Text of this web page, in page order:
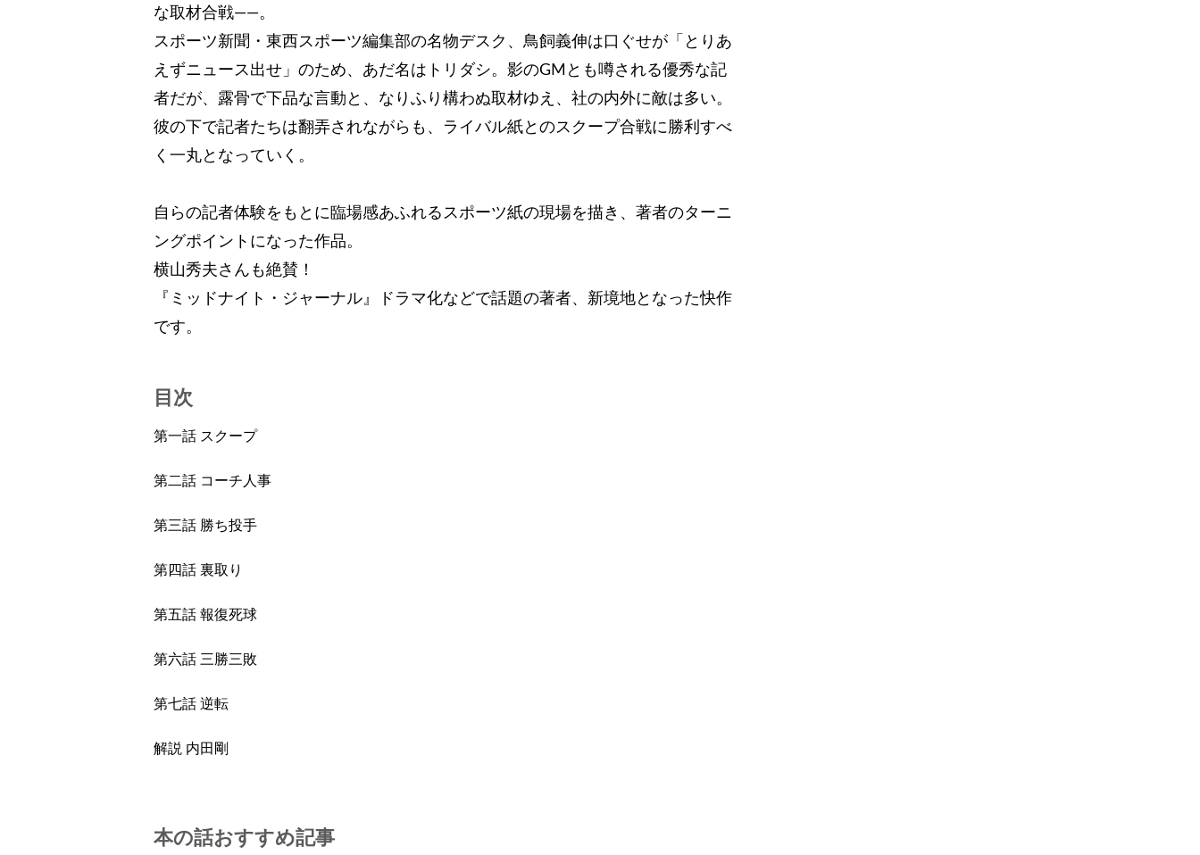
な取材合戦――。
スポーツ新聞・東西スポーツ編集部の名物デスク、鳥飼義伸は口ぐせが「とりあ
えずニュース出せ」のため、あだ名はトリダシ。影のGMとも噂される優秀な記
者だが、露骨で下品な言動と、なりふり構わぬ取材ゆえ、社の内外に敵は多い。
彼の下で記者たちは翻弄されながらも、ライバル紙とのスクープ合戦に勝利すべ
く一丸となっていく。
自らの記者体験をもとに臨場感あふれるスポーツ紙の現場を描き、著者のターニ
ングポイントになった作品。
横山秀夫さんも絶賛！
『ミッドナイト・ジャーナル』ドラマ化などで話題の著者、新境地となった快作
です。
目次
第一話 スクープ
第二話 コーチ人事
第三話 勝ち投手
第四話 裏取り
第五話 報復死球
第六話 三勝三敗
第七話 逆転
解説 内田剛
本の話おすすめ記事